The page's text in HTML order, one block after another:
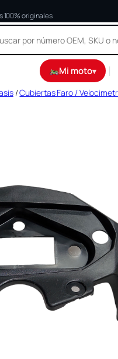
100% originales
Mi moto▾ |
/Cubiertas Faro /